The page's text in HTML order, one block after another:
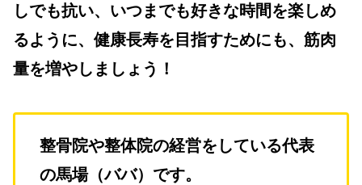
しでも抗い、いつまでも好きな時間を楽しめ
るように、健康長寿を目指すためにも、筋肉
量を増やしましょう！
整骨院や整体院の経営をしている代表
の馬場（ババ）です。